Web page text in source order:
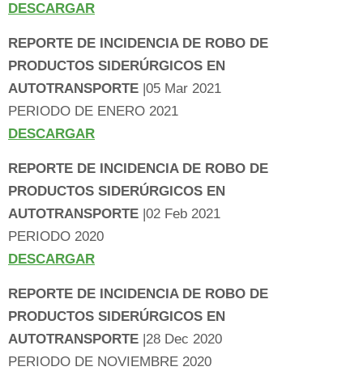
DESCARGAR
REPORTE DE INCIDENCIA DE ROBO DE
PRODUCTOS SIDERÚRGICOS EN
AUTOTRANSPORTE |05 Mar 2021
PERIODO DE ENERO 2021
DESCARGAR
REPORTE DE INCIDENCIA DE ROBO DE
PRODUCTOS SIDERÚRGICOS EN
AUTOTRANSPORTE |02 Feb 2021
PERIODO 2020
DESCARGAR
REPORTE DE INCIDENCIA DE ROBO DE
PRODUCTOS SIDERÚRGICOS EN
AUTOTRANSPORTE |28 Dec 2020
PERIODO DE NOVIEMBRE 2020